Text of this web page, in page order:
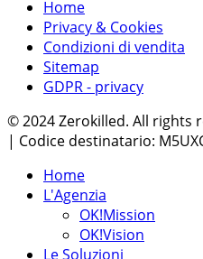
Home
Privacy & Cookies
Condizioni di vendita
Sitemap
GDPR - privacy
© 2024 Zerokilled. All rights
| Codice destinatario:
Home
L'Agenzia
OK!Mission
OK!Vision
Le Soluzioni